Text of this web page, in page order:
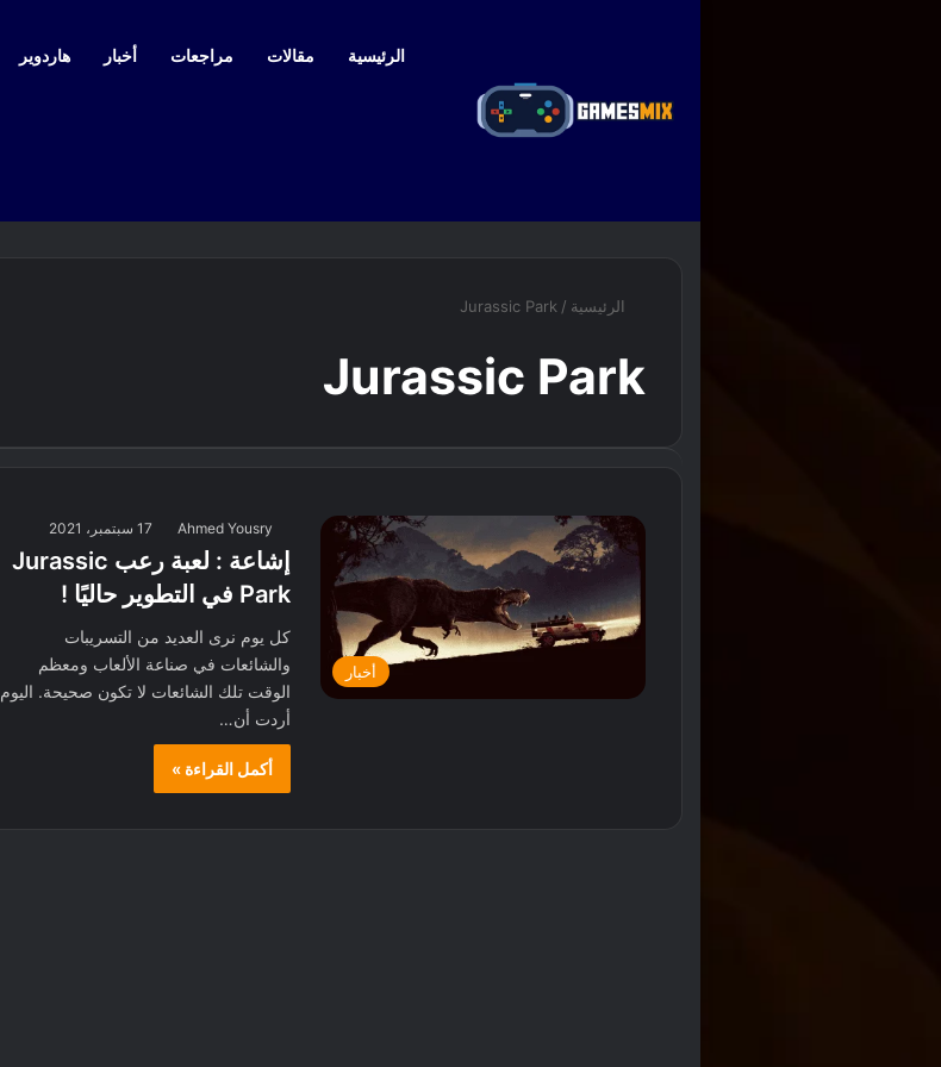
الرئيسية مقالات مراجعات أخبار هاردوير
الرئيسية /
Jurassic Park
Jurassic Park
أخبار
Ahmed Yousry 17 سبتمبر، 2021
إشاعة : لعبة رعب Jurassic
Park في التطوير حاليًا !
كل يوم نرى العديد من التسريبات
والشائعات في صناعة الألعاب ومعظم
الوقت تلك الشائعات لا تكون صحيحة. اليوم
أردت أن…
أكمل القراءة »